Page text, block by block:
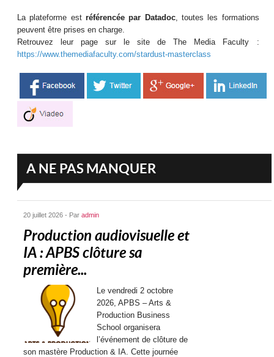
La plateforme estréférencée par Datadoc, toutes les formations
peuvent être prises en charge.
Retrouvez leur page sur le site de The Media Faculty :
https://www.themediafaculty.com/stardust-masterclass
A NE PAS MANQUER
20 juillet 2026 - Paradmin
Production audiovisuelle et
IA : APBS clôture sa
première...
Le vendredi 2 octobre
2026, APBS – Arts &
Production Business
School organisera
l’événement de clôture de
son mastère Production & IA. Cette journée